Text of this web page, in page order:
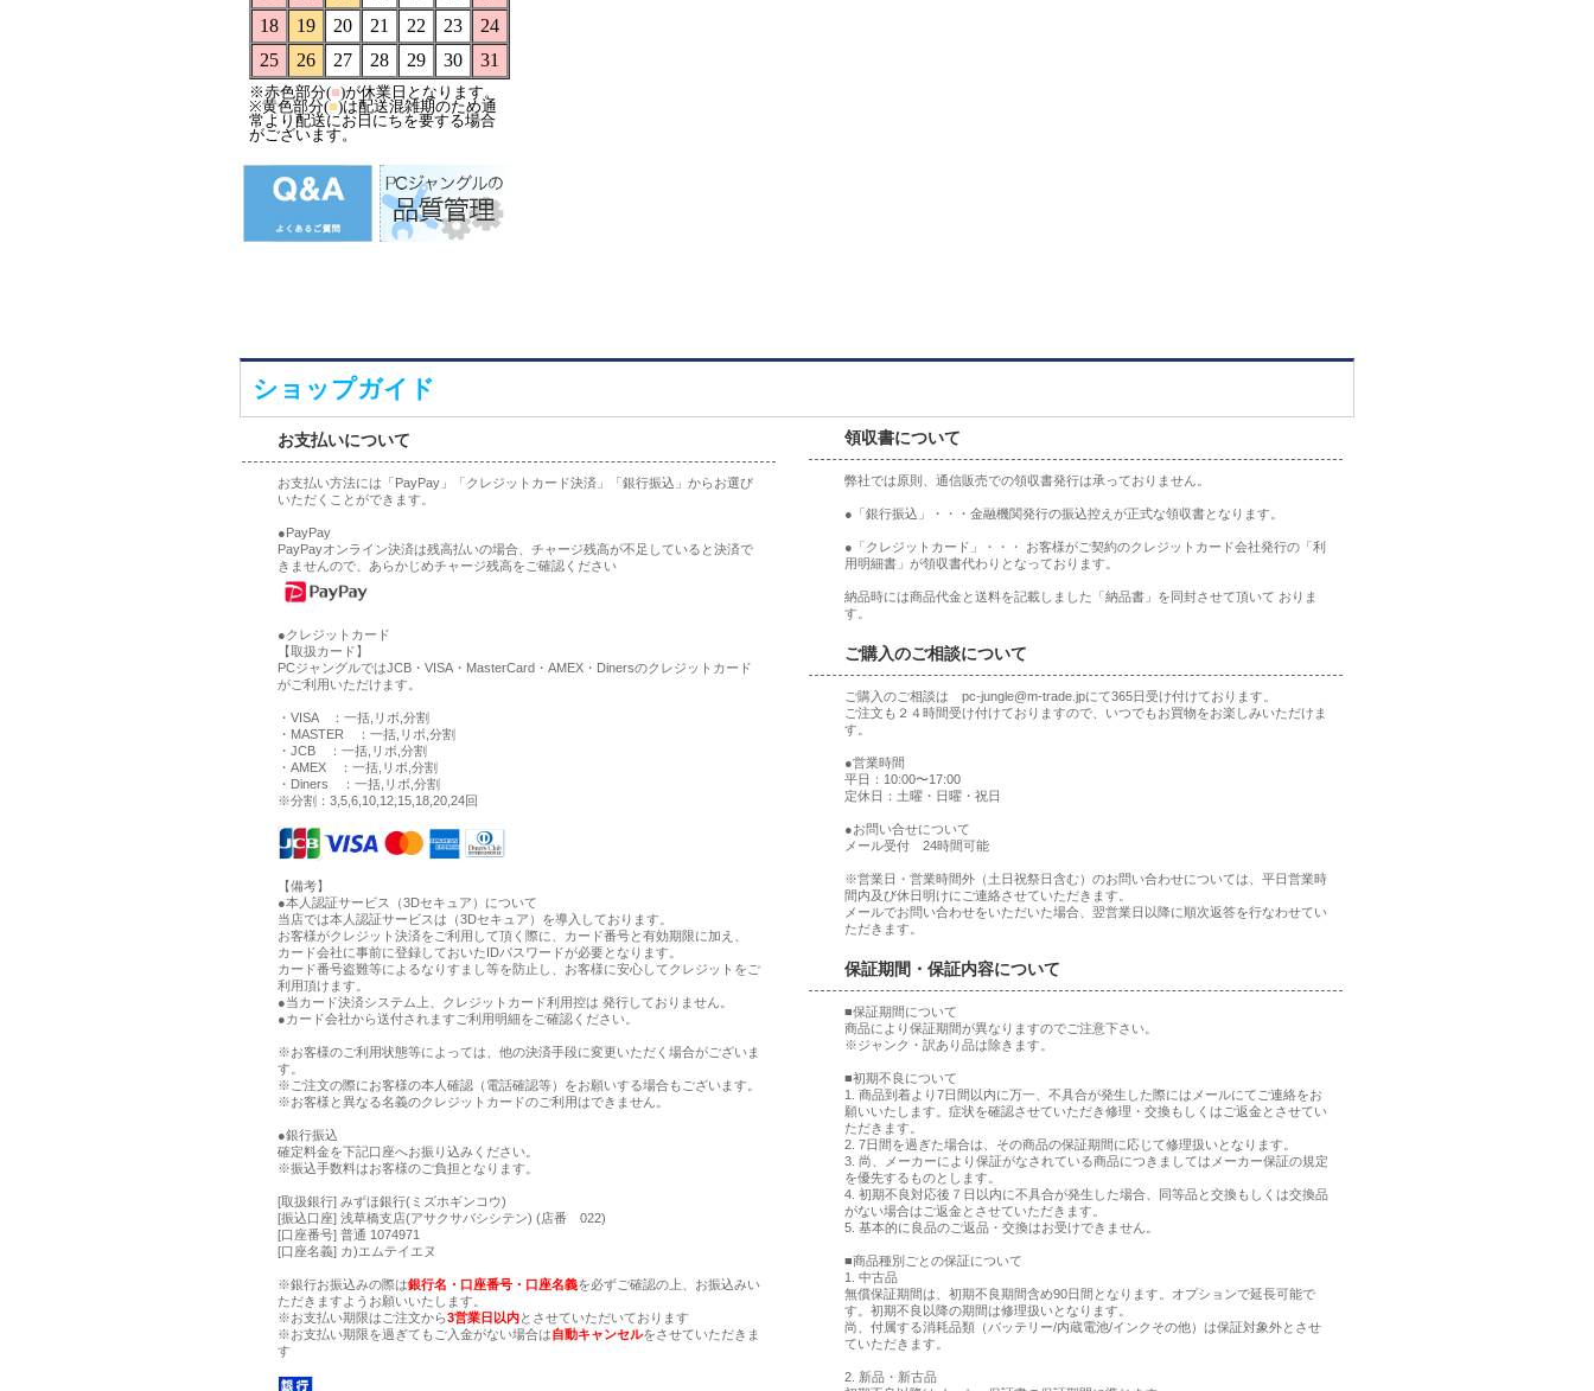
ショップガイド
お支払いについて
お支払い方法には「PayPay」「クレジットカード決済」「銀行振込」からお選び
いただくことができます。
●PayPay
PayPayオンライン決済は残高払いの場合、チャージ残高が不足していると決済で
きませんので、あらかじめチャージ残高をご確認ください
●クレジットカード
【取扱カード】
PCジャングルではJCB・VISA・MasterCard・AMEX・Dinersのクレジットカード
がご利用いただけます。
・VISA ：一括,リボ,分割
・MASTER ：一括,リボ,分割
・JCB ：一括,リボ,分割
・AMEX ：一括,リボ,分割
・Diners ：一括,リボ,分割
※分割：3,5,6,10,12,15,18,20,24回
【備考】
●本人認証サービス（3Dセキュア）について
当店では本人認証サービスは（3Dセキュア）を導入しております。
お客様がクレジット決済をご利用して頂く際に、カード番号と有効期限に加え、
カード会社に事前に登録しておいたIDパスワードが必要となります。
カード番号盗難等によるなりすまし等を防止し、お客様に安心してクレジットをご
利用頂けます。
●当カード決済システム上、クレジットカード利用控は 発行しておりません。
●カード会社から送付されますご利用明細をご確認ください。
※お客様のご利用状態等によっては、他の決済手段に変更いただく場合がございま
す。
※ご注文の際にお客様の本人確認（電話確認等）をお願いする場合もございます。
※お客様と異なる名義のクレジットカードのご利用はできません。
●銀行振込
確定料金を下記口座へお振り込みください。
※振込手数料はお客様のご負担となります。
[取扱銀行] みずほ銀行(ミズホギンコウ)
[振込口座] 浅草橋支店(アサクサバシシテン) (店番 022)
[口座番号] 普通 1074971
[口座名義] カ)エムテイエヌ
※銀行お振込みの際は銀行名・口座番号・口座名義を必ずご確認の上、お振込みい
ただきますようお願いいたします。
※お支払い期限はご注文から3営業日以内とさせていただいております
※お支払い期限を過ぎてもご入金がない場合は自動キャンセルをさせていただきま
す
領収書について
弊社では原則、通信販売での領収書発行は承っておりません。
●「銀行振込」・・・金融機関発行の振込控えが正式な領収書となります。
●「クレジットカード」・・・ お客様がご契約のクレジットカード会社発行の「利
用明細書」が領収書代わりとなっております。
納品時には商品代金と送料を記載しました「納品書」を同封させて頂いて おりま
す。
ご購入のご相談について
ご購入のご相談は pc-jungle@m-trade.jpにて365日受け付けております。
ご注文も２４時間受け付けておりますので、いつでもお買物をお楽しみいただけま
す。
●営業時間
平日：10:00〜17:00
定休日：土曜・日曜・祝日
●お問い合せについて
メール受付 24時間可能
※営業日・営業時間外（土日祝祭日含む）のお問い合わせについては、平日営業時
間内及び休日明けにご連絡させていただきます。
メールでお問い合わせをいただいた場合、翌営業日以降に順次返答を行なわせてい
ただきます。
保証期間・保証内容について
■保証期間について
商品により保証期間が異なりますのでご注意下さい。
※ジャンク・訳あり品は除きます。
■初期不良について
1. 商品到着より7日間以内に万一、不具合が発生した際にはメールにてご連絡をお
願いいたします。症状を確認させていただき修理・交換もしくはご返金とさせてい
ただきます。
2. 7日間を過ぎた場合は、その商品の保証期間に応じて修理扱いとなります。
3. 尚、メーカーにより保証がなされている商品につきましてはメーカー保証の規定
を優先するものとします。
4. 初期不良対応後７日以内に不具合が発生した場合、同等品と交換もしくは交換品
がない場合はご返金とさせていただきます。
5. 基本的に良品のご返品・交換はお受けできません。
■商品種別ごとの保証について
1. 中古品
無償保証期間は、初期不良期間含め90日間となります。オプションで延長可能で
す。初期不良以降の期間は修理扱いとなります。
尚、付属する消耗品類（バッテリー/内蔵電池/インクその他）は保証対象外とさせ
ていただきます。
2. 新品・新古品